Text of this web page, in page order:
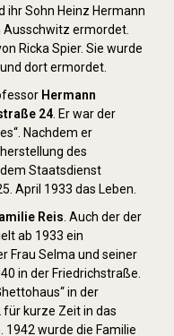
ihr Sohn Heinz Hermann
ermordet.
Ricka Spier. Sie wurde
dort ermordet.
Hermann
24 . Er war der
Nachdem er
des
Staatsdienst
April 1933 das Leben.
Reis . Auch der der
ab 1933 ein
Frau Selma und seiner
in der Friedrichstraße.
in der
kurze Zeit in das
1942 wurde die Familie